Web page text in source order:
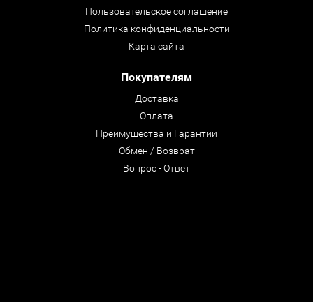
Пользовательское соглашение
Политика конфиденциальности
Карта сайта
Покупателям
Доставка
Оплата
Преимущества и Гарантии
Обмен / Возврат
Вопрос - Ответ